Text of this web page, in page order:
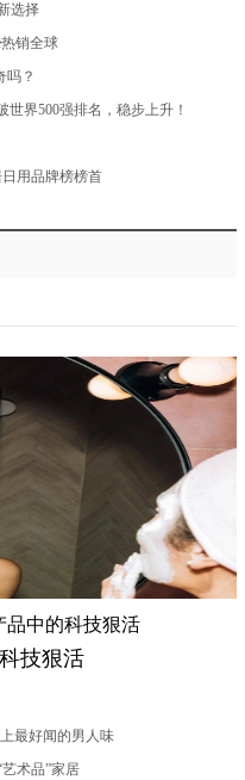
选择
销全球
吗？
界500强排名，稳步上升！
用品牌榜榜首
品中的科技狠活
技狠活
最好闻的男人味
术品”家居